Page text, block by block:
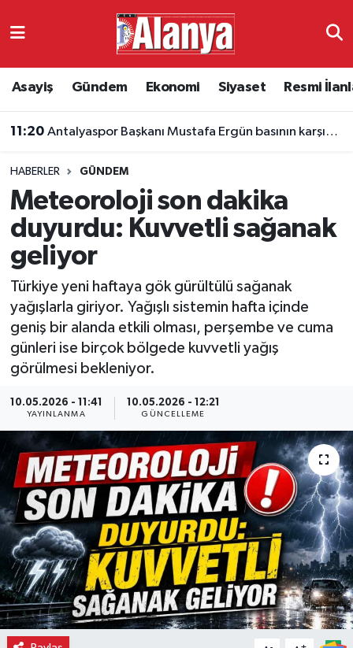
Asayiş Gündem Ekonomi Siyaset Resmi
11:20 Antalyaspor Başkanı Mustafa Ergün basının karşısına çıkıyor
HABERLER GÜNDEM
Meteoroloji son dakika
duyurdu: Kuvvetli sağanak
geliyor
Türkiye yeni haftaya gök gürültülü sağanak
yağışlarla giriyor. Yağışlı sistemin hafta içinde
geniş bir alanda etkili olması, perşembe ve cuma
günleri ise birçok bölgede kuvvetli yağış
görülmesi bekleniyor.
10.05.2026 - 11:41
YAYINLANMA
10.05.2026 - 12:21
GÜNCELLEME
Ekonomi
Resmi İlanlar
Alanyaspor
Turizm
E-Gazete
Antalya Namaz Vakitleri
Süper Lig Puan Durumu ve Fikstür
Tüm Manşetler
Son Dakika Haberleri
Haber Arşivi